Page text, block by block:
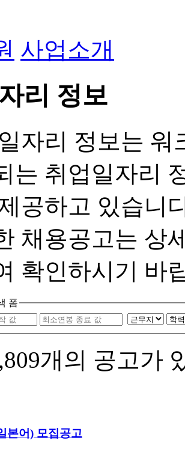
사업소개
리 정보
자리 정보는 워
는 취업일자리
공하고 있습니
채용공고는 상
확인하시기 바
폼
개의 공고가
본어) 모집공고